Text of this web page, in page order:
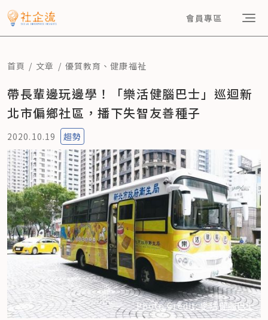
會員專區
首頁 文章 優質教育 、健康福祉
帶長輩邊玩邊學！「樂活健腦巴士」巡迴新
北市偏鄉社區，播下失智友善種子
2020.10.19 趨勢
Photo Credit: 樂活健腦巴士